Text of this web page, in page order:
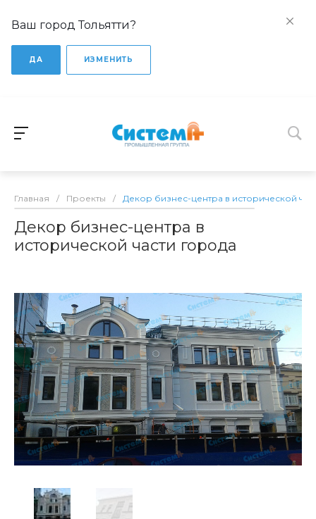
Ваш город Тольятти?
ДА ИЗМЕНИТЬ
Главная / Проекты / Декор бизнес-центра в исторической
Декор бизнес-центра в
исторической части города